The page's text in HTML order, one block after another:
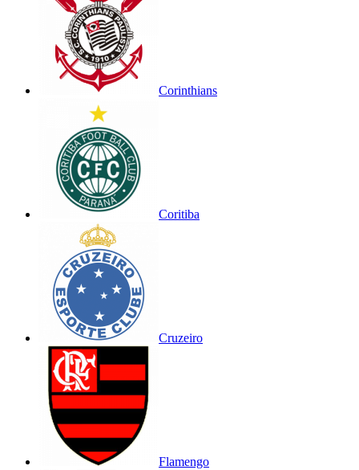
Corinthians
Coritiba
Cruzeiro
Flamengo